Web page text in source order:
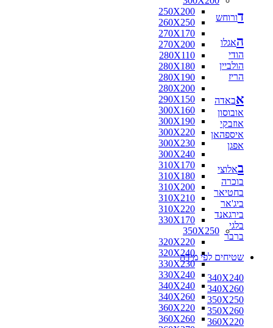
250X200
260X250
270X170
270X200
280X110
280X180
280X190
280X200
290X150
300X160
300X190
300X220
300X230
300X240
310X170
310X180
310X200
310X210
310X220
330X170
350X250
320X220
320X240
330X230
330X240
340X240
340X260
360X220
360X260
דורוחש
האגלו
הודי
הולביין
הריז
אבאדה
אובוסון
אוזבקי
איספהאן
אפגן
באלוצי
בוכרה
בחטיאר
ביג'אר
בירגאנד
בלגי
ברבר
שטיחים לפי מידה
340X240
340X260
350X250
350X260
360X220